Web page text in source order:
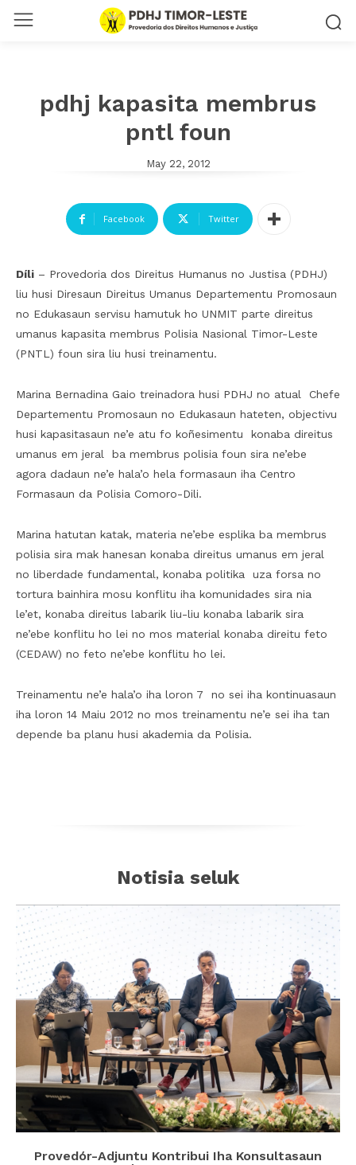
pdhj kapasita membrus
pntl foun
May 22, 2012
Facebook Twitter
Díli – Provedoria dos Direitus Humanus no Justisa (PDHJ)
liu husi Diresaun Direitus Umanus Departementu Promosaun
no Edukasaun servisu hamutuk ho UNMIT parte direitus
umanus kapasita membrus Polisia Nasional Timor-Leste
(PNTL) foun sira liu husi treinamentu.
Marina Bernadina Gaio treinadora husi PDHJ no atual Chefe
Departementu Promosaun no Edukasaun hateten, objectivu
husi kapasitasaun ne’e atu fo koñesimentu konaba direitus
umanus em jeral ba membrus polisia foun sira ne’ebe
agora dadaun ne’e hala’o hela formasaun iha Centro
Formasaun da Polisia Comoro-Dili.
Marina hatutan katak, materia ne’ebe esplika ba membrus
polisia sira mak hanesan konaba direitus umanus em jeral
no liberdade fundamental, konaba politika uza forsa no
tortura bainhira mosu konflitu iha komunidades sira nia
le’et, konaba direitus labarik liu-liu konaba labarik sira
ne’ebe konflitu ho lei no mos material konaba direitu feto
(CEDAW) no feto ne’ebe konflitu ho lei.
Treinamentu ne’e hala’o iha loron 7 no sei iha kontinuasaun
iha loron 14 Maiu 2012 no mos treinamentu ne’e sei iha tan
depende ba planu husi akademia da Polisia.
Notisia seluk
Provedór-Adjuntu Kontribui Iha Konsultasaun